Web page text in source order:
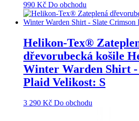
990 Kč Do obchodu
Helikon-Tex®
dřevorubecká košile
Winter Warden Shirt
Plaid Velikost: S
3 290 Kč Do obchodu